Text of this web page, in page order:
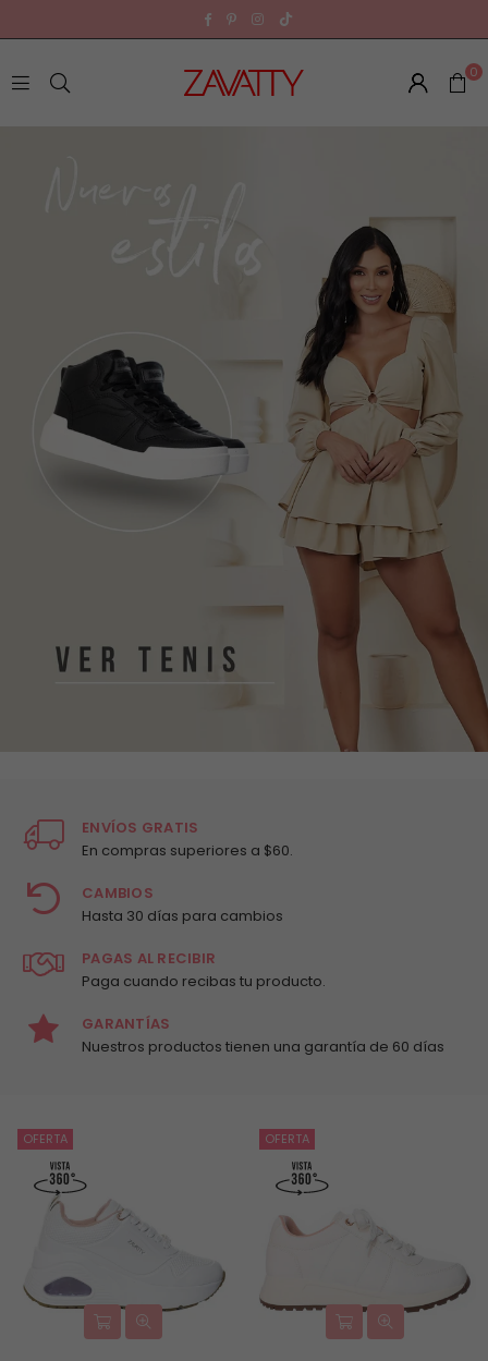
Facebook
PinterestInstagram
Z
Y
C
O
0
ENVÍOS GRATIS
En compras superiores a $60.
CAMBIOS
Hasta 30 días para cambios
PAGAS AL RECIBIR
Paga cuando recibas tu producto.
GARANTÍAS
Nuestros productos tienen una garantía de 60 días
OFERTA OFERTA